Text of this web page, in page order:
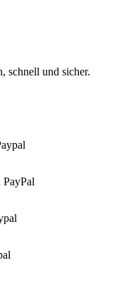
schnell und sicher.